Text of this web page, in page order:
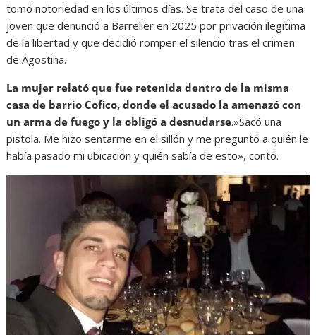
tomó notoriedad en los últimos días. Se trata del caso de una
joven que denunció a Barrelier en 2025 por privación ilegítima
de la libertad y que decidió romper el silencio tras el crimen
de Agostina.
La mujer relató que fue retenida dentro de la misma
casa de barrio Cofico, donde el acusado la amenazó con
un arma de fuego y la obligó a desnudarse.»Sacó una
pistola. Me hizo sentarme en el sillón y me preguntó a quién le
había pasado mi ubicación y quién sabía de esto», contó.